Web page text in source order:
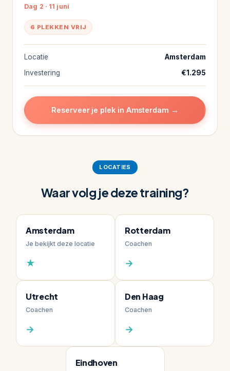
Dag 2 · 11 juni
6 PLEKKEN VRIJ
Locatie
Amsterdam
Investering
€1.295
Reserveer je plek in Amsterdam →
LOCATIES
Waar volg je deze training?
Amsterdam
Je bekijkt deze locatie
★
Rotterdam
Coachen
→
Utrecht
Coachen
→
Den Haag
Coachen
→
Eindhoven